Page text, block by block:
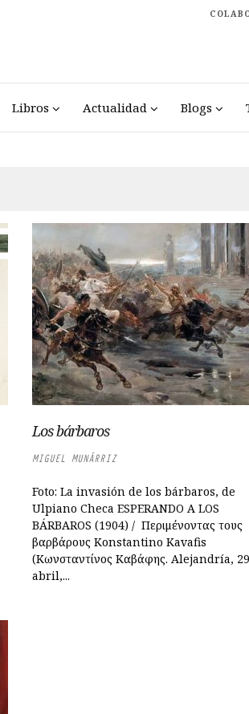
Libros Actualidad Blogs
Los bárbaros
MIGUEL MUNÁRRIZ
Foto: La invasión de los bárbaros, de
Ulpiano Checa ESPERANDO A LOS
BÁRBAROS (1904) / Περιμένοντας τους
βαρβάρους Konstantino Kavafis
(Κωνσταντίνος Καβάφης. Alejandría,
abril,...